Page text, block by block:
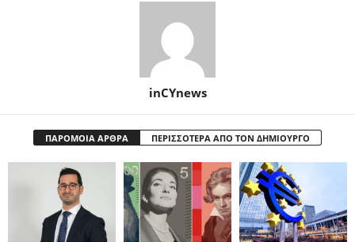
inCYnews
ΠΑΡΟΜΟΙΑ ΑΡΘΡΑ ΠΕΡΙΣΣΟΤΕΡΑ ΑΠΟ ΤΟΝ ΔΗΜΙΟΥΡΓΟ